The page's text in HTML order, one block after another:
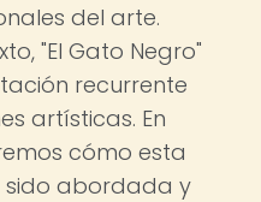
del arte.
"El Gato Negro"
recurrente
artísticas. En
cómo esta
abordada y